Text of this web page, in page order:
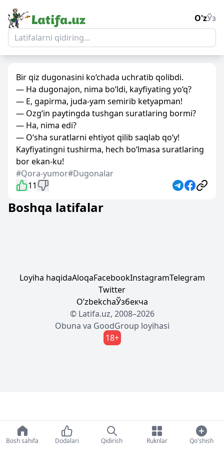
O'zЎз
Bir qiz dugonasini ko‘chada uchratib qolibdi.
— Ha dugonajon, nima bo‘ldi, kayfiyating yo‘q?
— E, gapirma, juda-yam semirib ketyapman!
— Ozg‘in paytingda tushgan suratlaring bormi?
— Ha, nima edi?
— O‘sha suratlarni ehtiyot qilib saqlab qo‘y!
Kayfiyatingni tushirma, hech bo‘lmasa suratlaring
bor ekan-ku!
#Qora-yumor#Dugonalar
11
Boshqa latifalar
Loyiha haqidaAloqaFacebookInstagramTelegram
Twitter
OʼzbekchaЎзбекча
© Latifa.uz, 2008–2026
Obuna va GoodGroup loyihasi
18+
Bosh sahifa Dodalari Qidirish Ruknlar Qo'shish